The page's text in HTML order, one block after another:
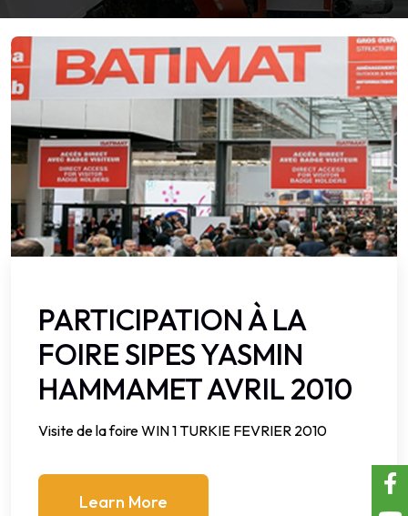
PARTICIPATION À LA
FOIRE SIPES YASMIN
HAMMAMET AVRIL 2010
Visite de la foire WIN 1 TURKIE FEVRIER 2010
Learn More